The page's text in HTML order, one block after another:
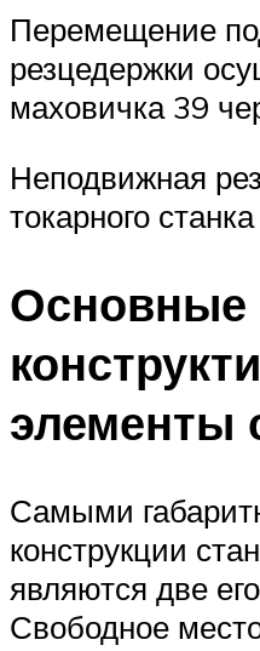
Перемещение
резцедержки
маховичка 39
Неподвижная
токарного
Основные
элементы
Самыми
конструкции
являются две
Свободное